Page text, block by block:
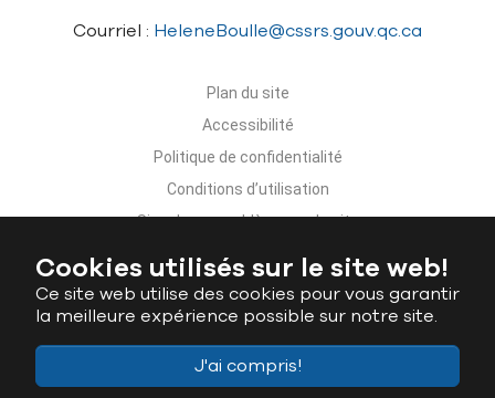
Cookies utilisés sur le site web!
Ce site web utilise des cookies pour vous garantir
la meilleure expérience possible sur notre site.
J'ai compris!
Courriel : HeleneBoulle@cssrs.gouv.qc.ca
Plan du site
Accessibilité
Politique de confidentialité
Conditions d’utilisation
Signaler un problème sur le site
Ministère de l'Éducation du Québec